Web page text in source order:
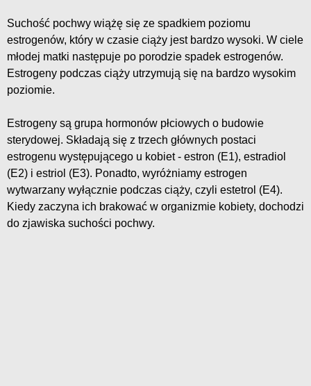
Suchość pochwy wiążę się ze spadkiem poziomu
estrogenów, który w czasie ciąży jest bardzo wysoki. W ciele
młodej matki następuje po porodzie spadek estrogenów.
Estrogeny podczas ciąży utrzymują się na bardzo wysokim
poziomie.
Estrogeny są grupa hormonów płciowych o budowie
sterydowej. Składają się z trzech głównych postaci
estrogenu występującego u kobiet - estron (E1), estradiol
(E2) i estriol (E3). Ponadto, wyróżniamy estrogen
wytwarzany wyłącznie podczas ciąży, czyli estetrol (E4).
Kiedy zaczyna ich brakować w organizmie kobiety, dochodzi
do zjawiska suchości pochwy.